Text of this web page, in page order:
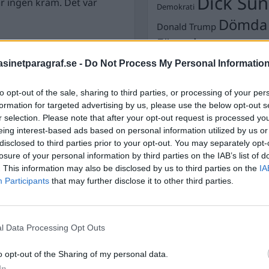
- Do Not Process My Personal Information
opt-out of the sale, sharing to third parties, or processing of your
for targeted advertising by us, please use the below opt-out
selection. Please note that after your opt-out request is processed
interest-based ads based on personal information utilized by us
to third parties prior to your opt-out. You may separately
of your personal information by third parties on the IAB’s list of
This information may also be disclosed by us to third parties on the
Participants that may further disclose it to other third parties.
Data Processing Opt Outs
opt-out of the Sharing of my personal data.
er själva. Kollapsar
sammanhanget.
undergräver
i över ett decennium
pressas, hotas och
där supermakterna
dem. De delar
där står Sveriges
Demokrati
Donald Trump Dömda
FängelseFörhör Grov
Jimmie Åkesson
LagarMichael
Misshandel
Mordförsök Nilsson-
Petter Inedahl
Poliser Rasism
Rättssäkerhet